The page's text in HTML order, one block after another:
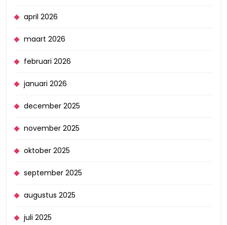
april 2026
maart 2026
februari 2026
januari 2026
december 2025
november 2025
oktober 2025
september 2025
augustus 2025
juli 2025